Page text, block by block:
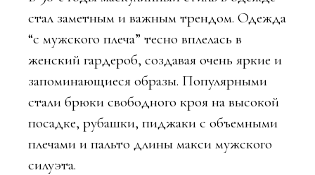
стал заметным и важным трендом. Одежда
“с мужского плеча” тесно вплелась в
женский гардероб, создавая очень яркие и
запоминающиеся образы. Популярными
стали брюки свободного кроя на высокой
посадке, рубашки, пиджаки с объемными
плечами и пальто длины макси мужского
силуэта.